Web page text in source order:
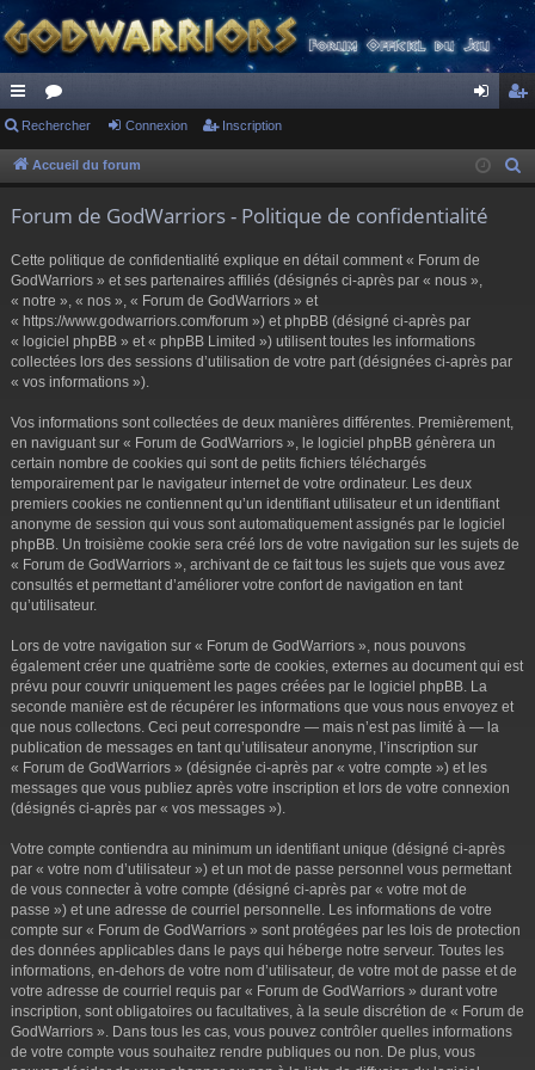
ac
co
s
or
u ne cri
Rechercher Connexion Inscription
Accueil du forum
Forum de GodWarriors - Politique de confidentialité
Cette politique de confidentialité explique en détail comment « Forum de
GodWarriors » et ses partenaires affiliés (désignés ci-après par « nous »,
« notre », « nos », « Forum de GodWarriors » et
« https://www.godwarriors.com/forum ») et phpBB (désigné ci-après par
« logiciel phpBB » et « phpBB Limited ») utilisent toutes les informations
collectées lors des sessions d’utilisation de votre part (désignées ci-après par
« vos informations »).
Vos informations sont collectées de deux manières différentes. Premièrement,
en naviguant sur « Forum de GodWarriors », le logiciel phpBB génèrera un
certain nombre de cookies qui sont de petits fichiers téléchargés
temporairement par le navigateur internet de votre ordinateur. Les deux
premiers cookies ne contiennent qu’un identifiant utilisateur et un identifiant
anonyme de session qui vous sont automatiquement assignés par le logiciel
phpBB. Un troisième cookie sera créé lors de votre navigation sur les sujets de
« Forum de GodWarriors », archivant de ce fait tous les sujets que vous avez
consultés et permettant d’améliorer votre confort de navigation en tant
qu’utilisateur.
Lors de votre navigation sur « Forum de GodWarriors », nous pouvons
également créer une quatrième sorte de cookies, externes au document qui est
prévu pour couvrir uniquement les pages créées par le logiciel phpBB. La
seconde manière est de récupérer les informations que vous nous envoyez et
que nous collectons. Ceci peut correspondre — mais n’est pas limité à — la
publication de messages en tant qu’utilisateur anonyme, l’inscription sur
« Forum de GodWarriors » (désignée ci-après par « votre compte ») et les
messages que vous publiez après votre inscription et lors de votre connexion
(désignés ci-après par « vos messages »).
Votre compte contiendra au minimum un identifiant unique (désigné ci-après
par « votre nom d’utilisateur ») et un mot de passe personnel vous permettant
de vous connecter à votre compte (désigné ci-après par « votre mot de
passe ») et une adresse de courriel personnelle. Les informations de votre
compte sur « Forum de GodWarriors » sont protégées par les lois de protection
des données applicables dans le pays qui héberge notre serveur. Toutes les
informations, en-dehors de votre nom d’utilisateur, de votre mot de passe et de
votre adresse de courriel requis par « Forum de GodWarriors » durant votre
inscription, sont obligatoires ou facultatives, à la seule discrétion de « Forum de
GodWarriors ». Dans tous les cas, vous pouvez contrôler quelles informations
de votre compte vous souhaitez rendre publiques ou non. De plus, vous